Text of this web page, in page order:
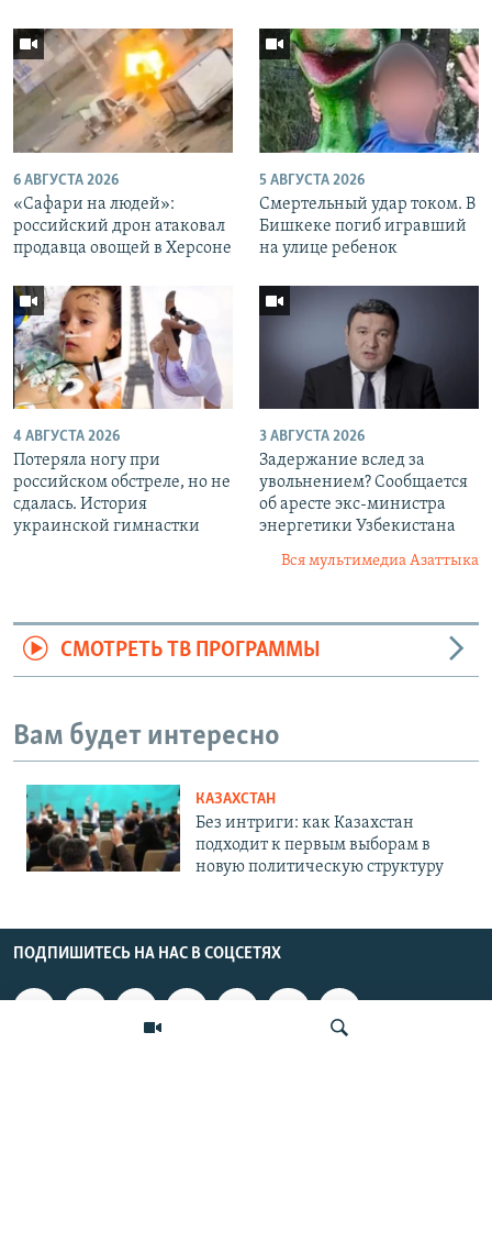
6 АВГУСТА 2026
«Cафари на людей»:
российский дрон атаковал
продавца овощей в Херсоне
5 АВГУСТА 2026
Смертельный удар током. В
Бишкеке погиб игравший
на улице ребенок
4 АВГУСТА 2026
Потеряла ногу при
российском обстреле, но не
сдалась. История
украинской гимнастки
3 АВГУСТА 2026
Задержание вслед за
увольнением? Сообщается
об аресте экс-министра
энергетики Узбекистана
Вся мультимедиа Азаттыка
СМОТРЕТЬ ТВ ПРОГРАММЫ
Вам будет интересно
КАЗАХСТАН
Без интриги: как Казахстан
подходит к первым выборам в
новую политическую структуру
ПОДПИШИТЕСЬ НА НАС В СОЦСЕТЯХ